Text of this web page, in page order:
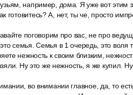
например, дома. Я уже вот этим
готовитесь? А, нет, ты че, просто
поговорим про вас, не про
семья. Семья в 1 очередь, это воля
нежность к своим близким,
Ну это же нежность, я же купил.
во внимании главное, да, то